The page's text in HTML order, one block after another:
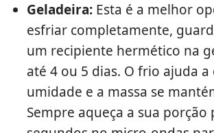
Geladeira: Esta é a melhor
esfriar completamente,
um recipiente hermético na
até 4 ou 5 dias. O frio ajuda a
umidade e a massa se
Sempre aqueça a sua porção